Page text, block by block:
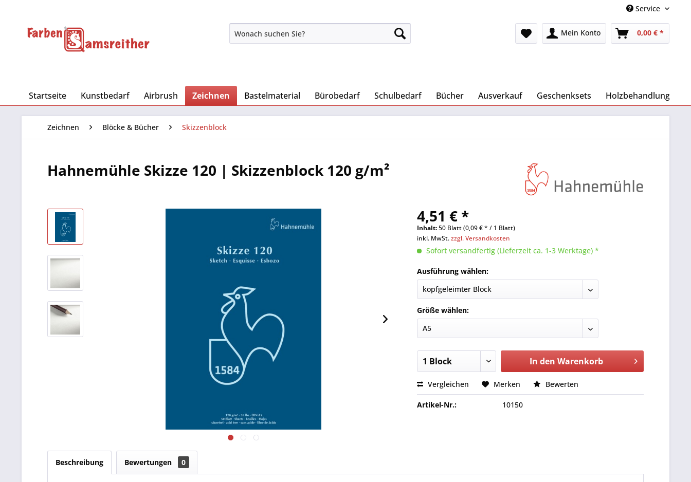
Service
Mein Konto 0,00 € *
Startseite Kunstbedarf Airbrush Zeichnen Bastelmaterial Bürobedarf Schulbedarf Bücher Ausverkauf Geschenksets Holzbehandlung
Zeichnen Blöcke & Bücher Skizzenblock
Hahnemühle Skizze 120 | Skizzenblock 120 g/m²
4,51 € *
Inhalt:50 Blatt (0,09 € * / 1 Blatt)
inkl. MwSt.zzgl. Versandkosten
Sofort versandfertig (Lieferzeit ca. 1-3 Werktage) *
Ausführung wählen:
Größe wählen:
In den Warenkorb
Vergleichen Merken Bewerten
Artikel-Nr.: 10150
Beschreibung Bewertungen 0